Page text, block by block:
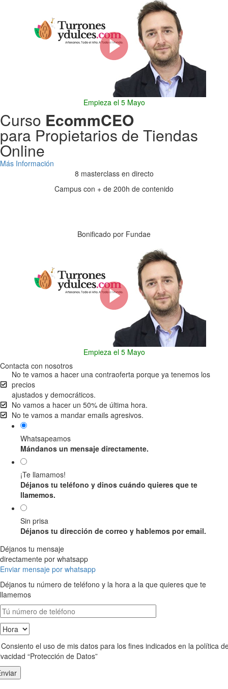
Empieza el 5 Mayo
Curso EcommCEO
para Propietarios de Tiendas
Online
Más Información
8 masterclass en directo
Campus con + de 200h de contenido
Bonificado por Fundae
Empieza el 5 Mayo
Contacta con nosotros
No te vamos a hacer una contraoferta porque ya tenemos los
precios
ajustados y democráticos.
No vamos a hacer un 50% de última hora.
No te vamos a mandar emails agresivos.
Whatsapeamos
Mándanos un mensaje directamente.
¡Te llamamos!
Déjanos tu teléfono y dinos cuándo quieres que te
llamemos.
Sin prisa
Déjanos tu dirección de correo y hablemos por email.
Déjanos tu mensaje
directamente por whatsapp
Enviar mensaje por whatsapp
Déjanos tu número de teléfono y la hora a la que quieres que te
llamemos
el uso de mis datos para los fines indicados en la política
“Protección de Datos”